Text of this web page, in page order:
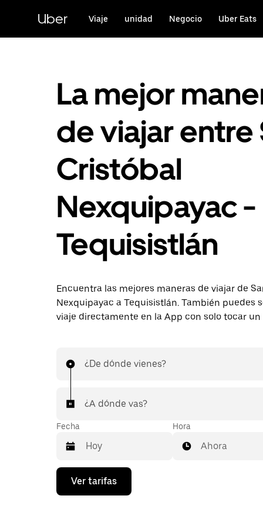
contenido
principal
Uber Viaje unidad Negocio Uber Eats
La mejor
de viajar entre
Cristóbal
Nexquipayac -
Tequisistlán
Encuentra las mejores maneras de viajar de
Nexquipayac a Tequisistlán. También puedes
viaje directamente en la App con solo tocar un
¿De dónde vienes?
¿A dónde vas?
Fecha
Presiona
flecha
Hora
Ahora
Ver tarifas